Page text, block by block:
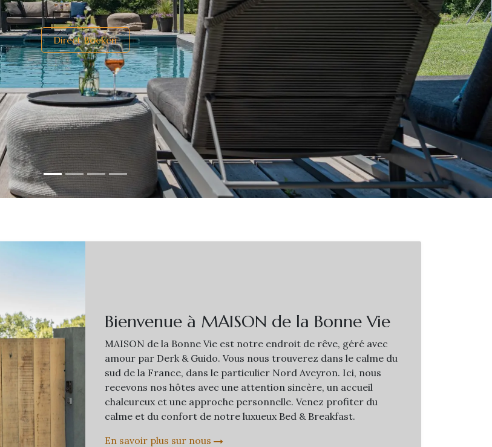
Direct Boeken
Bienvenue à MAISON de la Bonne Vie
MAISON de la Bonne Vie est notre endroit de rêve, géré avec
amour par Derk & Guido. Vous nous trouverez dans le calme du
sud de la France, dans le particulier Nord Aveyron. Ici, nous
recevons nos hôtes avec une attention sincère, un accueil
chaleureux et une approche personnelle. Venez profiter du
calme et du confort de notre luxueux Bed & Breakfast.
En savoir plus sur nous​